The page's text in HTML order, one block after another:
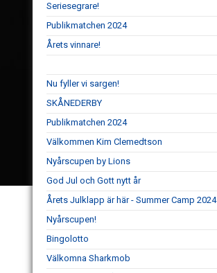
Seriesegrare!
Publikmatchen 2024
Årets vinnare!
Nu fyller vi sargen!
SKÅNEDERBY
Publikmatchen 2024
Välkommen Kim Clemedtson
Nyårscupen by Lions
God Jul och Gott nytt år
Årets Julklapp är här - Summer Camp 2024
Nyårscupen!
Bingolotto
Välkomna Sharkmob